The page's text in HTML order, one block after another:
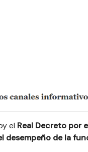
el Real Decreto por
desempeño de la